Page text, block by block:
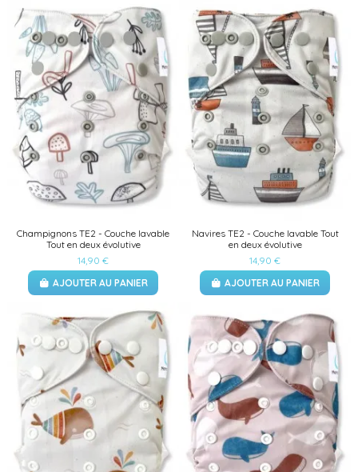
Champignons TE2 - Couche lavable
Tout en deux évolutive
14,90 €
AJOUTER AU PANIER
Navires TE2 - Couche lavable Tout
en deux évolutive
14,90 €
AJOUTER AU PANIER